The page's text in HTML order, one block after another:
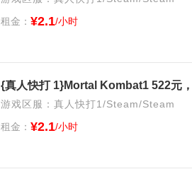
租金： ¥2.1/小时
{真人快打 1}Mortal Kombat1 522元
游戏区服：真人快打1/Steam/Steam
租金： ¥2.1/小时